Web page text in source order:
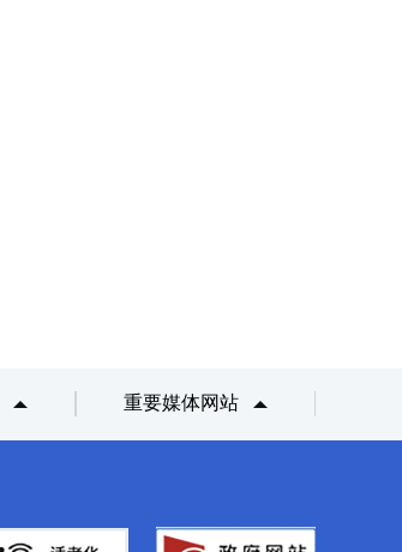
重要媒体网站